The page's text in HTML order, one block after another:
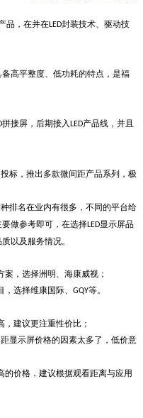
品，在并在LED封装技术、驱动技
高平整度、低功耗的特点，是福
拼接屏，后期接入LED产品线，并且
标，推出多款微间距产品系列，极
排名在业内有很多，不同的平台给
做参考即可，在选择LED显示屏品
以及服务情况。
，选择洲明、海康威视；
选择维康国际、 GQY等。
建议更注重性价比；
显示屏价格的因素太多了，低价意
的价格，建议根据观看距离与应用